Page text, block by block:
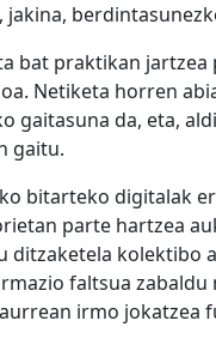
jakina,
bat praktikan
Netiketa horren
gaitasuna da, eta,
gaitu.
bitarteko digitalak
parte hartzea
faltsua
irmo jokatzea